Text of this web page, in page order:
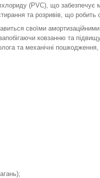
(PVC), що забезпечує
та розривів, що робить
своїми
ковзанню та
та механічні